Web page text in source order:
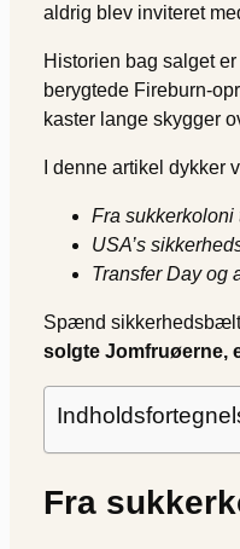
aldrig blev inviteret
Historien bag salget
berygtede Fireburn-
kaster lange skygger
I denne artikel dykker
Fra sukkerkoloni
USA’s
Transfer Day og
Spænd
solgte Jomfruøerne,
Fra